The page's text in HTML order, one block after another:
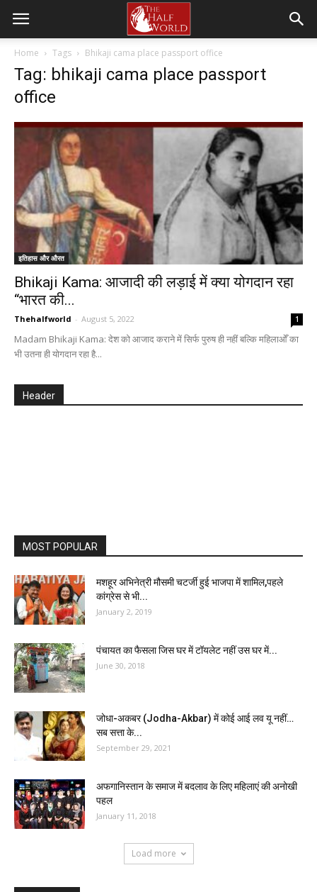
Home Tags Bhikaji cama place passport office
Tag: bhikaji cama place passport
office
इतिहास और औरत
Bhikaji Kama: आजादी की लड़ाई में क्या योगदान रहा
“भारत की...
Thehalfworld - August 5, 2022 1
Madam Bhikaji Kama: देश को आजाद कराने में सिर्फ पुरुष ही नहीं बल्कि महिलाओँ का
भी उतना ही योगदान रहा है...
Header
MOST POPULAR
मशहूर अभिनेत्री मौसमी चटर्जी हुई भाजपा में शामिल,पहले
कांग्रेस से भी...
January 2, 2019
पंचायत का फैसला जिस घर में टॉयलेट नहीं उस घर में...
June 30, 2018
जोधा-अकबर (Jodha-Akbar) में कोई आई लव यू नहीं…
सब सत्ता के...
September 29, 2021
अफगानिस्तान के समाज में बदलाव के लिए महिलाएं की अनोखी
पहल
January 11, 2018
Load more